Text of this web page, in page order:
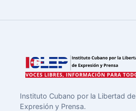
Instituto Cubano por la Libertad de
Expresión y Prensa.